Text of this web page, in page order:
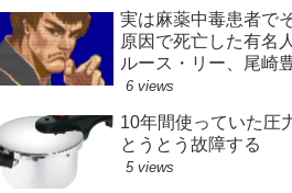
実は麻薬中毒患者で
原因で死亡した有名
ルース・リー、尾崎豊
6 views
10年間使っていた圧
とうとう故障する
5 views